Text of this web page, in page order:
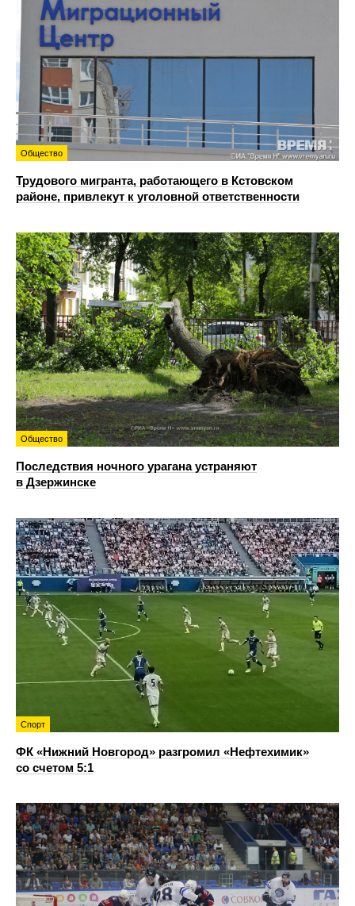
Общество
Трудового мигранта, работающего в Кстовском
районе, привлекут к уголовной ответственности
Общество
Последствия ночного урагана устраняют
в Дзержинске
Спорт
ФК «Нижний Новгород» разгромил «Нефтехимик»
со счетом 5:1